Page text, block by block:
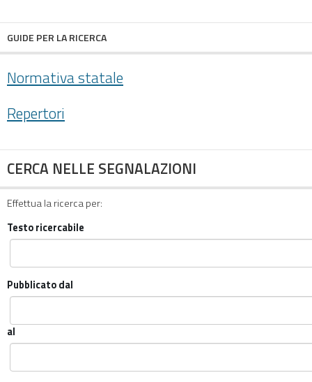
GUIDE PER LA RICERCA
Normativa statale
Repertori
CERCA NELLE SEGNALAZIONI
Effettua la ricerca per:
Testo ricercabile
Pubblicato dal
al